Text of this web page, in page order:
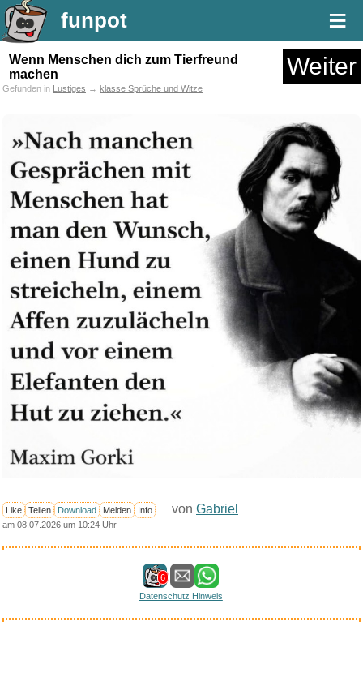
funpot ≡
Wenn Menschen dich zum Tierfreund
machen
Weiter
Gefunden in Lustiges → klasse Sprüche und Witze
Like Teilen Download Melden Info von Gabriel
am 08.07.2026 um 10:24 Uhr
6
Datenschutz Hinweis